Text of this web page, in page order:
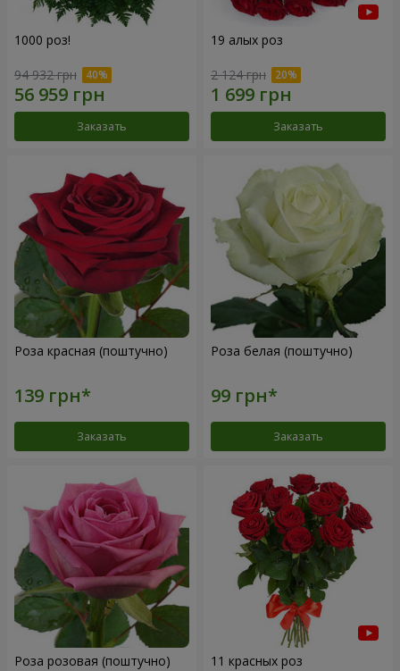
1000 роз!
94 932 грн
Заказать
19 алых роз
2 124 грн
Заказать
Роза красная (поштучно)
Заказать
Роза белая (поштучно)
Заказать
Роза розовая (поштучно) 11 красных роз